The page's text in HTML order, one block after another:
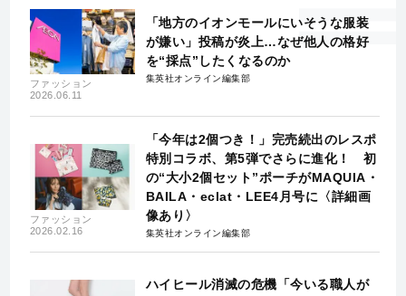
ファッション
2026.06.11
「地方のイオンモールにいそうな服装
が嫌い」投稿が炎上…なぜ他人の格好
を“採点”したくなるのか
集英社オンライン編集部
ファッション
2026.02.16
「今年は2個つき！」完売続出のレスポ
特別コラボ、第5弾でさらに進化！ 初
の“大小2個セット”ポーチがMAQUIA・
BAILA・eclat・LEE4月号に〈詳細画
像あり〉
集英社オンライン編集部
ハイヒール消滅の危機「今いる職人が